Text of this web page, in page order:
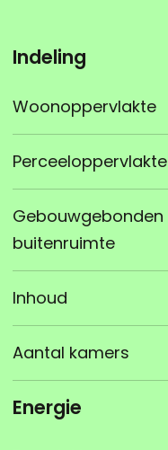
Indeling
Woonoppervlakte
Perceeloppervlakte
Gebouwgebonden
buitenruimte
Inhoud
Aantal kamers
Energie